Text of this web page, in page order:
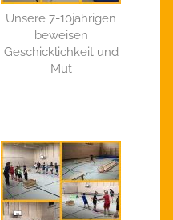
Unsere 7-10jährigen
beweisen
Geschicklichkeit und
Mut